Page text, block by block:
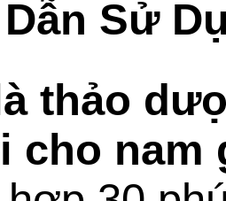
Sử
thảo
cho nam